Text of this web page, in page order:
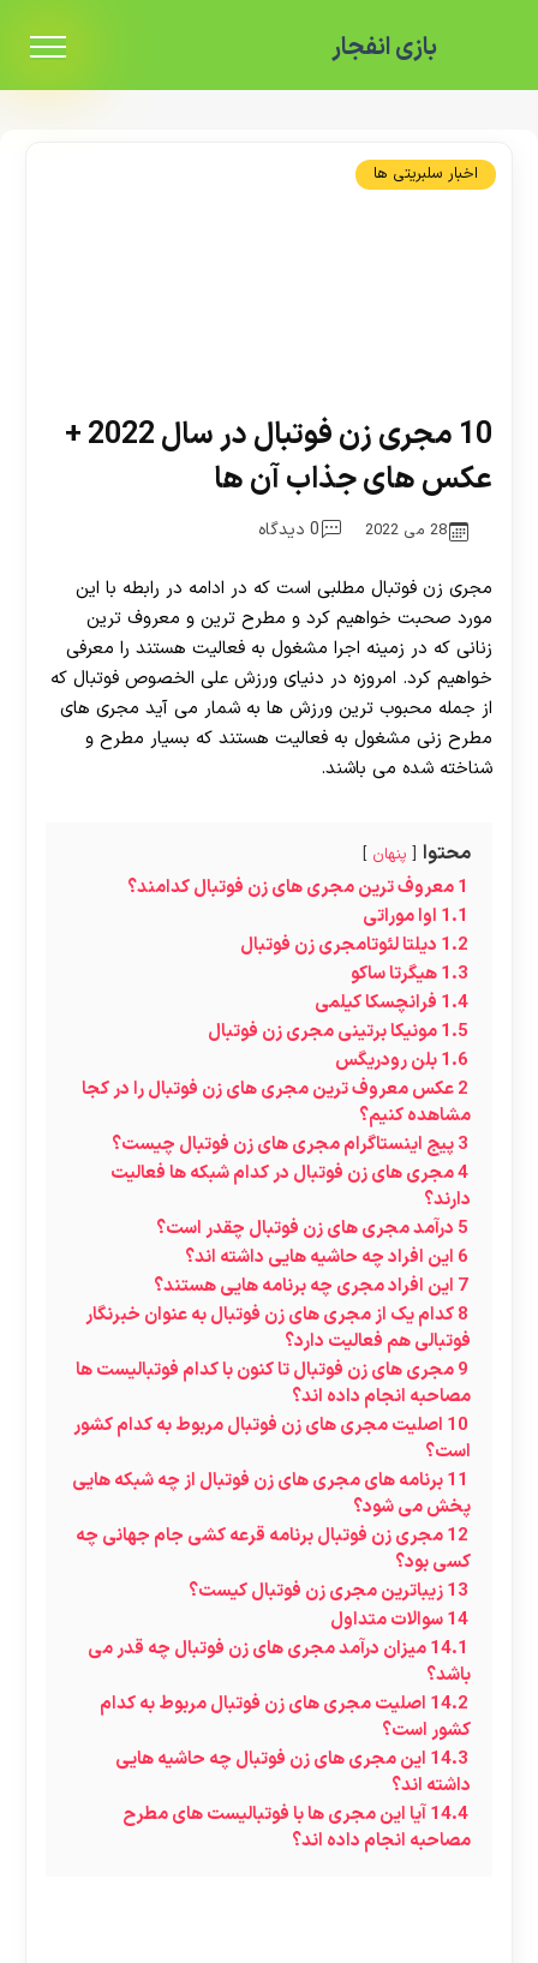
بازی انفجار
اخبار سلبریتی ها
10 مجری زن فوتبال در سال 2022 +
عکس های جذاب آن ها
28 می 2022 0 دیدگاه
مجری زن فوتبال مطلبی است که در ادامه در رابطه با این
مورد صحبت خواهیم کرد و مطرح ترین و معروف ترین
زنانی که در زمینه اجرا مشغول به فعالیت هستند را معرفی
خواهیم کرد. امروزه در دنیای ورزش علی الخصوص فوتبال که
از جمله محبوب ترین ورزش ها به شمار می آید مجری های
مطرح زنی مشغول به فعالیت هستند که بسیار مطرح و
شناخته شده می باشند.
محتوا پنهان
1معروف ترین مجری های زن فوتبال کدامند؟
1.1 اوا موراتی
1.2 دیلتا لئوتامجری زن فوتبال
1.3هیگرتا ساکو
1.4 فرانچسکا کیلمی
1.5مونیکا برتینی مجری زن فوتبال
1.6بلن رودریگس
2عکس معروف ترین مجری های زن فوتبال را در کجا
مشاهده کنیم؟
3پیج اینستاگرام مجری های زن فوتبال چیست؟
4مجری های زن فوتبال در کدام شبکه ها فعالیت
دارند؟
5 درآمد مجری های زن فوتبال چقدر است؟
6 این افراد چه حاشیه هایی داشته اند؟
7 این افراد مجری چه برنامه هایی هستند؟
8کدام یک از مجری های زن فوتبال به عنوان خبرنگار
فوتبالی هم فعالیت دارد؟
9مجری های زن فوتبال تا کنون با کدام فوتبالیست ها
مصاحبه انجام داده اند؟
10 اصلیت مجری های زن فوتبال مربوط به کدام کشور
است؟
11برنامه های مجری های زن فوتبال از چه شبکه هایی
پخش می شود؟
12مجری زن فوتبال برنامه قرعه کشی جام جهانی چه
کسی بود؟
13زیباترین مجری زن فوتبال کیست؟
14سوالات متداول
14.1میزان درآمد مجری های زن فوتبال چه قدر می
باشد؟
14.2 اصلیت مجری های زن فوتبال مربوط به کدام
کشور است؟
14.3 این مجری های زن فوتبال چه حاشیه هایی
داشته اند؟
14.4آیا این مجری ها با فوتبالیست های مطرح
مصاحبه انجام داده اند؟